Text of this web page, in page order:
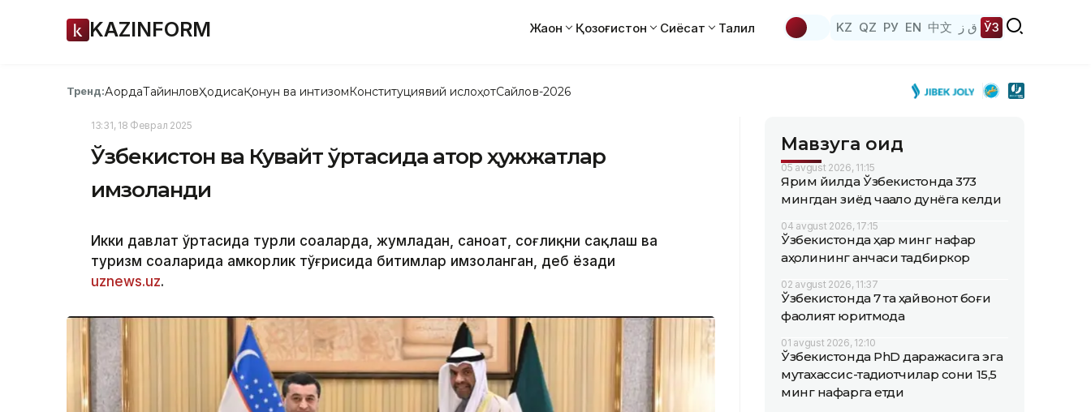
KAZINFORM Жаҳон Қозоғистон Сиёсат Таҳлил KZ QZ РУ EN 中文 ق ز ЎЗ
Тренд:АқордаТайинловҲодисаҚонун ва интизомКонституциявий ислоҳотСайлов-2026
13:31, 18 Феврал 2025
Ўзбекистон ва Кувайт ўртасида қатор ҳужжатлар
имзоланди
Икки давлат ўртасида турли соҳаларда, жумладан, саноат, соғлиқни сақлаш ва
туризм соҳаларида ҳамкорлик тўғрисида битимлар имзоланган, деб ёзади
uznews.uz.
Мавзуга оид
05 avgust 2026, 11:15
Ярим йилда Ўзбекистонда 373
мингдан зиёд чақалоқ дунёга келди
04 avgust 2026, 17:15
Ўзбекистонда ҳар минг нафар
аҳолининг қанчаси тадбиркор
02 avgust 2026, 11:37
Ўзбекистонда 7 та ҳайвонот боғи
фаолият юритмоқда
01 avgust 2026, 12:10
Ўзбекистонда PhD даражасига эга
мутахассис-тадқиқотчилар сони 15,5
минг нафарга етди